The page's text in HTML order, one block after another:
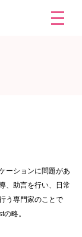
ーションに問題があ
、助言を行い、日常
う専門家のことで
略。